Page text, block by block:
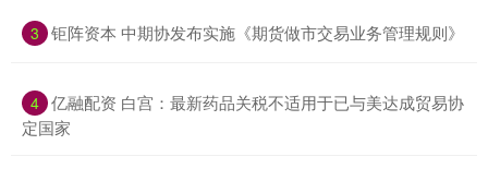
3 钜阵资本 中期协发布实施《期货做市交易业务管理规则》
4 亿融配资 白宫：最新药品关税不适用于已与美达成贸易协
定国家